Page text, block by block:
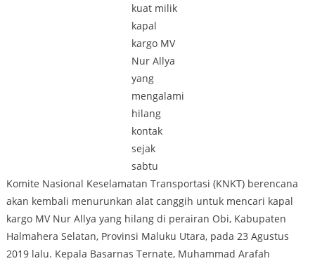
kuat milik
kapal
kargo MV
Nur Allya
yang
mengalami
hilang
kontak
sejak
sabtu
Komite Nasional Keselamatan Transportasi (KNKT) berencana
akan kembali menurunkan alat canggih untuk mencari kapal
kargo MV Nur Allya yang hilang di perairan Obi, Kabupaten
Halmahera Selatan, Provinsi Maluku Utara, pada 23 Agustus
2019 lalu. Kepala Basarnas Ternate, Muhammad Arafah